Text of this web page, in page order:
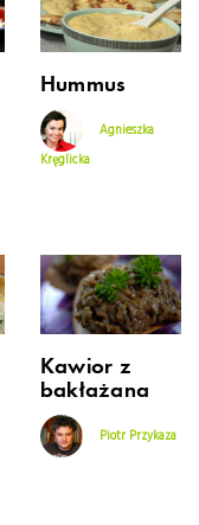
Hummus
Agnieszka
Kręglicka
Kawior z
bakłażana
Piotr Przykaza